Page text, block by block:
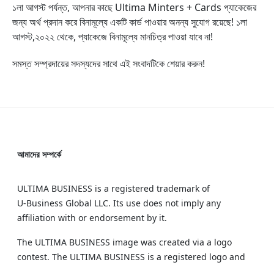
১লা আগস্ট পর্যন্ত, আপনার কাছে Ultima Minters + Cards প্যাকেজের
জন্য অর্থ প্রদান করে বিনামূল্যে একটি কার্ড পাওয়ার অনন্য সুযোগ রয়েছে! ১লা
আগস্ট,২০২২ থেকে, প্যাকেজে বিনামূল্যে মানচিত্র পাওয়া যাবে না!
সমস্ত সম্প্রদায়ের সদস্যদের সাথে এই সংবাদটিকে শেয়ার করুন!
আমাদের সম্পর্কে
ULTIMA BUSINESS is a registered trademark of
U‑Business Global LLC. Its use does not imply any
affiliation with or endorsement by it.
The ULTIMA BUSINESS image was created via a logo
contest. The ULTIMA BUSINESS is a registered logo and